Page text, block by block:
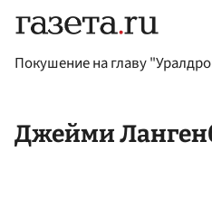
Покушение на главу
Джейми